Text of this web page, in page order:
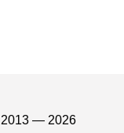
2013 — 2026